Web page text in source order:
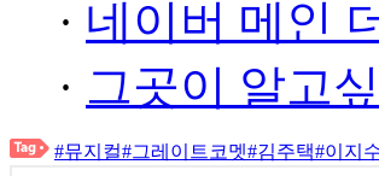
· 네이버 메인
· 그곳이 알고
#뮤지컬#그레이트코멧#김주택#이지